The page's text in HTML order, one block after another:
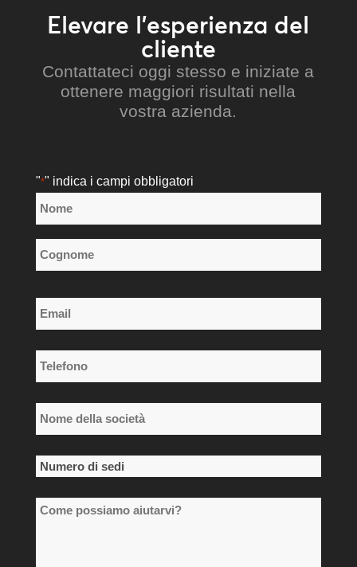
Elevare l’esperienza del
cliente
Contattateci oggi stesso e iniziate a
ottenere maggiori risultati nella
vostra azienda.
"*" indica i campi obbligatori
Nome
*
Email
*
Telefono
*
Nome
della
società
*
Numero
sedi
Come